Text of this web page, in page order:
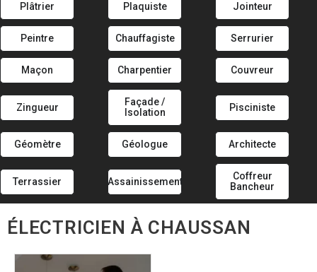
Plâtrier Plaquiste Jointeur
Peintre Chauffagiste Serrurier
Maçon Charpentier Couvreur
Zingueur
Façade /
Isolation
Pisciniste
Géomètre Géologue Architecte
Terrassier Assainissement
Coffreur
Bancheur
ÉLECTRICIEN À CHAUSSAN